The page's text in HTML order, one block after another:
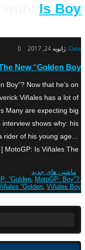
Is Boy”?
Date: ژانویه 24, 2017 0
New “Golden Boy”?
Boy”? Now that he’s on
Viñales has a lot of
Many are expecting big
shows why: his
rider of his young age…
MotoGP: Is Viñales The […]
ماشین های جدید
“Golden, MotoGP: Boy”?,
“Golden, Viñales Boy”?